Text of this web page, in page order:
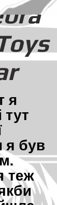
я
тут
я був
теж